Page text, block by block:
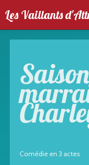
Les Vaillants
Spectales
Agenda
Galeries photos
Comédie en 3 actes